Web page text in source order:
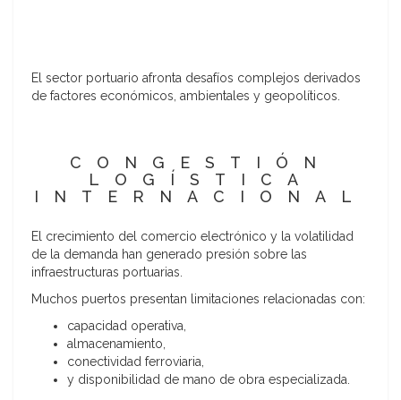
El sector portuario afronta desafíos complejos derivados
de factores económicos, ambientales y geopolíticos.
CONGESTIÓN
LOGÍSTICA
INTERNACIONAL
El crecimiento del comercio electrónico y la volatilidad
de la demanda han generado presión sobre las
infraestructuras portuarias.
Muchos puertos presentan limitaciones relacionadas con:
capacidad operativa,
almacenamiento,
conectividad ferroviaria,
y disponibilidad de mano de obra especializada.